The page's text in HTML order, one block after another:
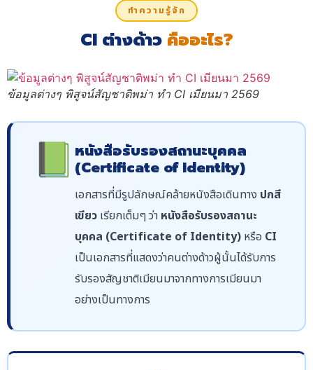
ทำความรู้จัก
CI ต่างด้าว คืออะไร?
ข้อมูลต่างๆ พิสูจน์สัญชาติพม่า ทำ CI เมียนมา 2569
📗 หนังสือรับรองสถานะบุคคล
(Certificate of Identity)
เอกสารที่มีรูปลักษณ์คล้ายหนังสือเดินทาง ปกสี
เขียว เรียกเต็มๆ ว่า หนังสือรับรองสถานะ
บุคคล (Certificate of Identity) หรือ CI
เป็นเอกสารที่แสดงว่าคนต่างด้าวผู้นั้นได้รับการ
รับรองสัญชาติเมียนมาจากทางการเมียนมา
อย่างเป็นทางการ